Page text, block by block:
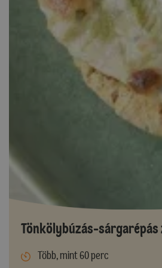
Tönkölybúzás-sárgarépás
Több, mint 60 perc